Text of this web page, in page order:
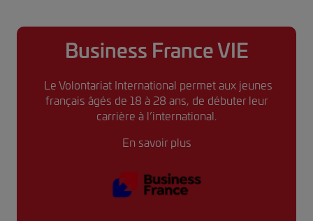
Business France VIE
Le Volontariat International permet aux jeunes
français âgés de 18 à 28 ans, de débuter leur
carrière à l’international.
En savoir plus